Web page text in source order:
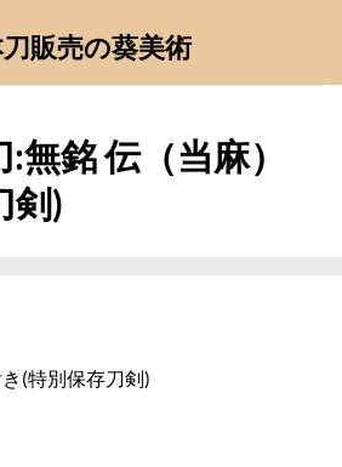
販売の葵美術
無銘 伝（当麻）
剣)
(特別保存刀剣)